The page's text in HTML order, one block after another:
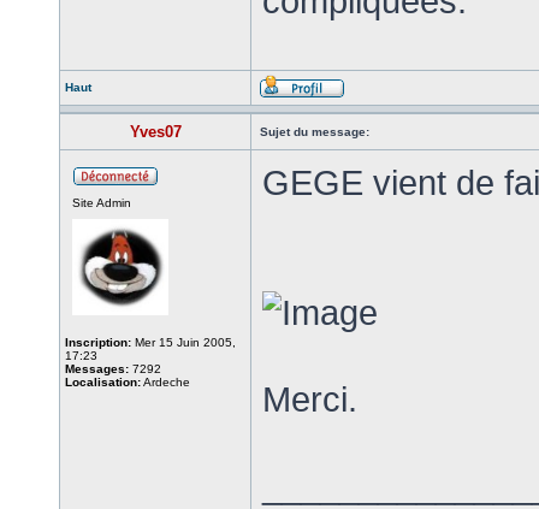
Haut
Yves07 Sujet du message:
Site Admin
Inscription: Mer 15 Juin 2005,
17:23
Messages: 7292
Localisation:Ardeche
GEGE vient de
Merci.